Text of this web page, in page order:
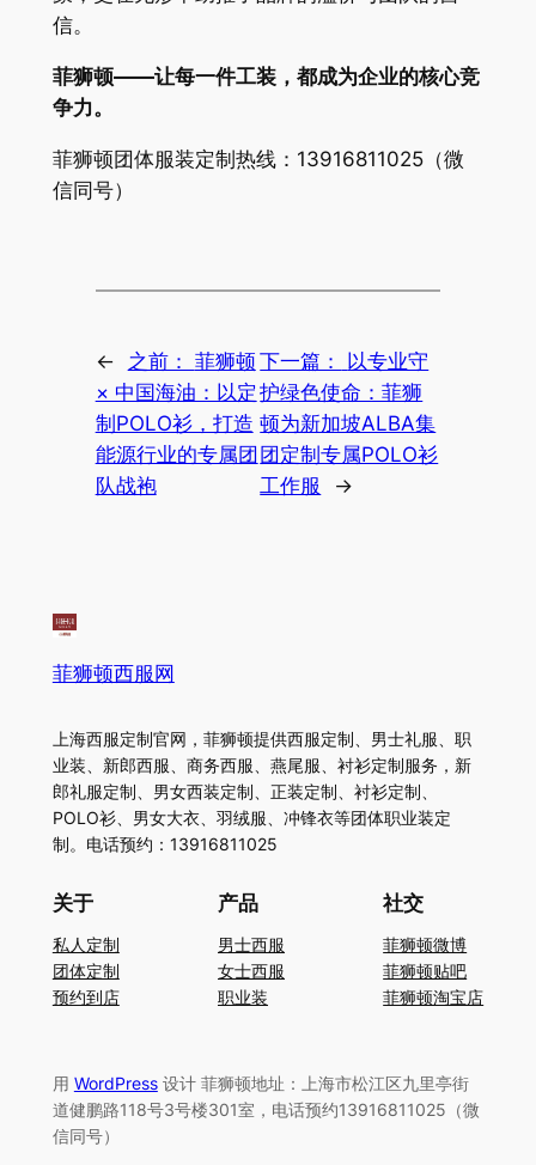
信。
菲狮顿——让每一件工装，都成为企业的核心竞
争力。
菲狮顿团体服装定制热线：13916811025（微
信同号）
← 之前： 菲狮顿
× 中国海油：以定
制POLO衫，打造
能源行业的专属团
队战袍
下一篇：
以专业守
护绿色使命：菲狮
顿为新加坡ALBA集
团定制专属POLO衫
工作服
→
菲狮顿西服网
上海西服定制官网，菲狮顿提供西服定制、男士礼服、职
业装、新郎西服、商务西服、燕尾服、衬衫定制服务，新
郎礼服定制、男女西装定制、正装定制、衬衫定制、
POLO衫、男女大衣、羽绒服、冲锋衣等团体职业装定
制。电话预约：13916811025
关于
私人定制
团体定制
预约到店
产品
男士西服
女士西服
职业装
社交
菲狮顿微博
菲狮顿贴吧
菲狮顿淘宝店
用 WordPress设计 菲狮顿地址：上海市松江区九里亭街
道健鹏路118号3号楼301室，电话预约13916811025（微
信同号）